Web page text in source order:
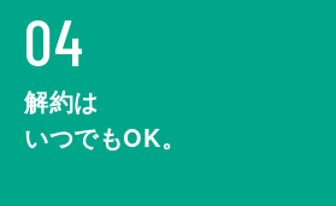
04
解約は
いつでもOK。